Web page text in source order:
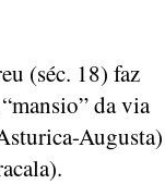
(séc. 18) faz
da via
Augusta)